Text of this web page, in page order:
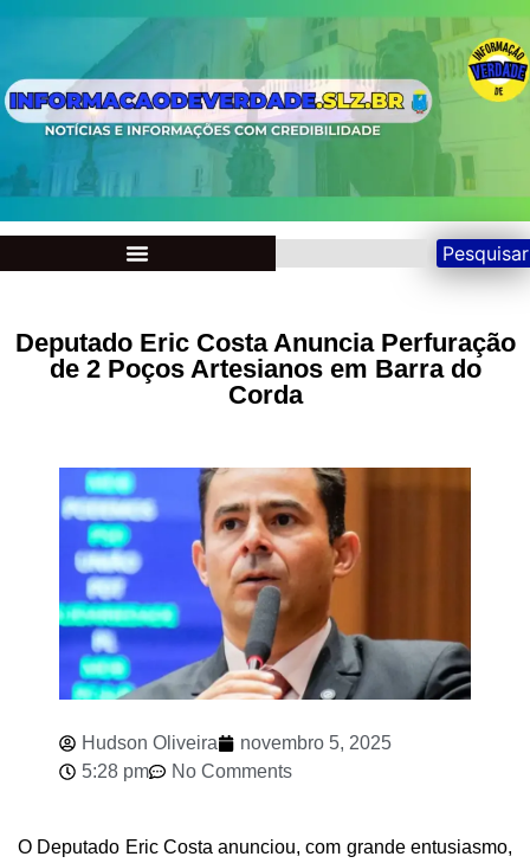
Pesquisar
Deputado Eric Costa Anuncia Perfuração
de 2 Poços Artesianos em Barra do
Corda
Hudson Oliveira
novembro 5, 2025
5:28 pm
No Comments
O Deputado Eric Costa anunciou, com grande entusiasmo,